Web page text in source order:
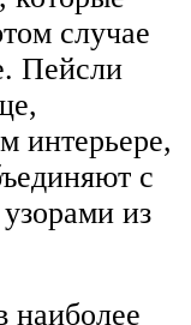
случае
Пейсли
интерьере,
с
из
наиболее